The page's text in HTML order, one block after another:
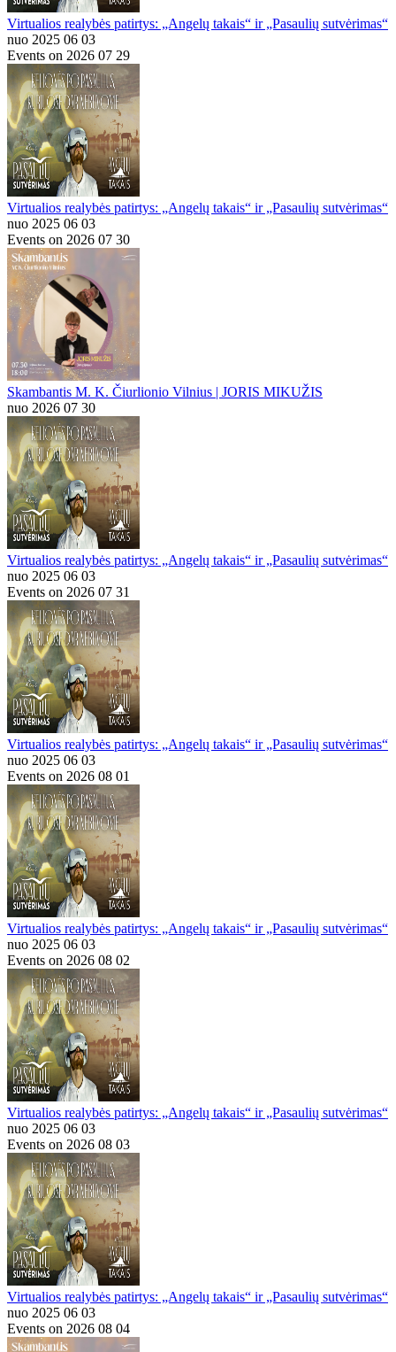
Virtualios realybės patirtys: „Angelų takais“ ir „Pasaulių sutvėrimas“
nuo 2025 06 03
Events on 2026 07 29
Virtualios realybės patirtys: „Angelų takais“ ir „Pasaulių sutvėrimas“
nuo 2025 06 03
Events on 2026 07 30
Skambantis M. K. Čiurlionio Vilnius | JORIS MIKUŽIS
nuo 2026 07 30
Virtualios realybės patirtys: „Angelų takais“ ir „Pasaulių sutvėrimas“
nuo 2025 06 03
Events on 2026 07 31
Virtualios realybės patirtys: „Angelų takais“ ir „Pasaulių sutvėrimas“
nuo 2025 06 03
Events on 2026 08 01
Virtualios realybės patirtys: „Angelų takais“ ir „Pasaulių sutvėrimas“
nuo 2025 06 03
Events on 2026 08 02
Virtualios realybės patirtys: „Angelų takais“ ir „Pasaulių sutvėrimas“
nuo 2025 06 03
Events on 2026 08 03
Virtualios realybės patirtys: „Angelų takais“ ir „Pasaulių sutvėrimas“
nuo 2025 06 03
Events on 2026 08 04